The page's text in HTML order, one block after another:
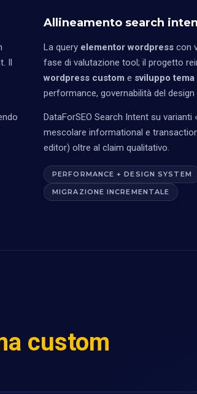
Il
Allineamento search
La query elementor wordpress con
fase di valutazione tool; il progetto
wordpress custom e sviluppo
performance, governabilità del
DataForSEO Search Intent su
mescolare informational e
editor) oltre al claim qualitativo.
PERFORMANCE + DESIGN SYSTEM
MIGRAZIONE INCREMENTALE
custom